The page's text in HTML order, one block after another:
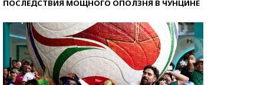
ПОСЛЕДСТВИЯ МОЩНОГО ОПОЛЗНЯ В ЧУНЦИНЕ